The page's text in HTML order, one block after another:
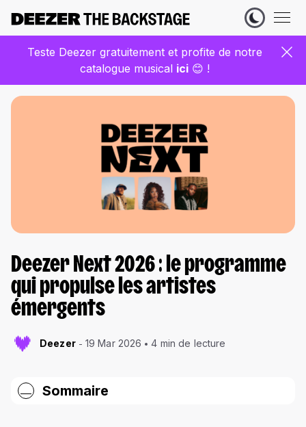
Teste Deezer gratuitement et profite de notre
catalogue musical ici 😊 !
Deezer Next 2026 : le programme
qui propulse les artistes
émergents
Deezer 19 Mar 2026 4 min de lecture
Sommaire